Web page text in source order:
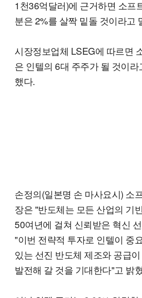
1천36억달러)에 근거하면 소프
분은 2%를 살짝 밑돌 것이라고
시장정보업체 LSEG에 따르면
은 인텔의 6대 주주가 될 것이라
했다.
손정의(일본명 손 마사요시) 소
장은 "반도체는 모든 산업의 기
50여년에 걸쳐 신뢰받은 혁신
"이번 전략적 투자로 인텔이 중
있는 선진 반도체 제조와 공급
발전해 갈 것을 기대한다"고 밝